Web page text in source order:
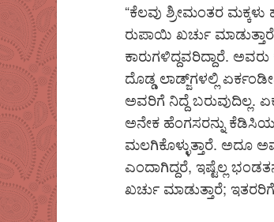
“ಕೆಲವು ಶ್ರೀಮಂತರ
ರುಪಾಯಿ ಖರ್ಚು
ಕಾರುಗಳಿದ್ದವರಿದ್ದಾರೆ.
ದೊಡ್ಡ ಲಾಡ್ಜ್‌ಗಳಲ್ಲಿ
ಅವರಿಗೆ ನಿದ್ದೆ
ಅನೇಕ ಹೆಂಗಸರನ್ನು
ಮಲಗಿಕೊಳ್ಳುತ್ತಾರೆ. ಅದೂ
ಎಂದಾಗಿದ್ದರೆ, ಇಷ್ಟೆಲ್ಲ
ಖರ್ಚು ಮಾಡುತ್ತಾರೆ;